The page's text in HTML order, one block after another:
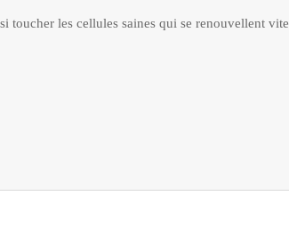
toucher les cellules saines qui se renouvellent